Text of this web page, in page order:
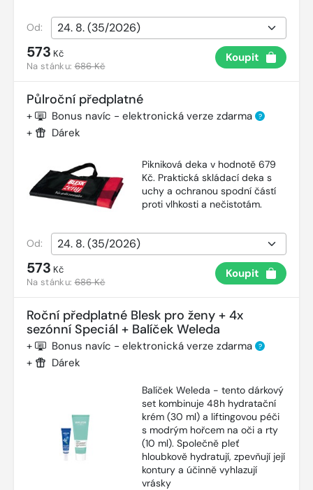
Od:
573 Kč
Na stánku:686 Kč
Koupit
Půlroční předplatné
+ Bonus navíc - elektronická verze zdarma ?
+ Dárek
Pikniková deka v hodnotě 679
Kč. Praktická skládací deka s
uchy a ochranou spodní částí
proti vlhkosti a nečistotám.
Od:
573 Kč
Na stánku:686 Kč
Koupit
Roční předplatné Blesk pro ženy + 4x
sezónní Speciál + Balíček Weleda
+ Bonus navíc - elektronická verze zdarma ?
+ Dárek
Balíček Weleda - tento dárkový
set kombinuje 48h hydratační
krém (30 ml) a liftingovou péči
s modrým hořcem na oči a rty
(10 ml). Společně pleť
hloubkově hydratují, zpevňují její
kontury a účinně vyhlazují
vrásky